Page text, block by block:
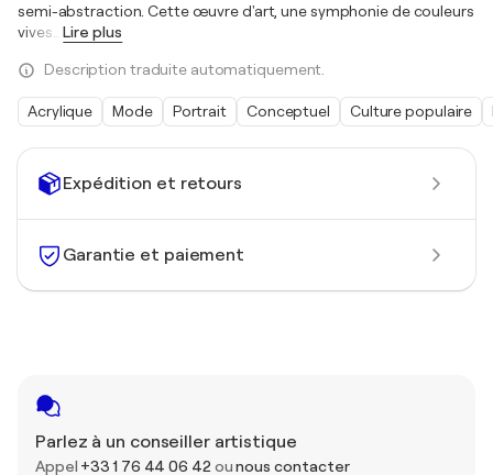
Expédition et retours
Garantie et paiement
Parlez à un conseiller artistique
Appel +33 1 76 44 06 42 ounous contacter
semi-abstraction. Cette œuvre d'art, une symphonie de couleurs
vives
Lire plus
Description traduite automatiquement.
Acrylique Mode Portrait Conceptuel Culture populaire